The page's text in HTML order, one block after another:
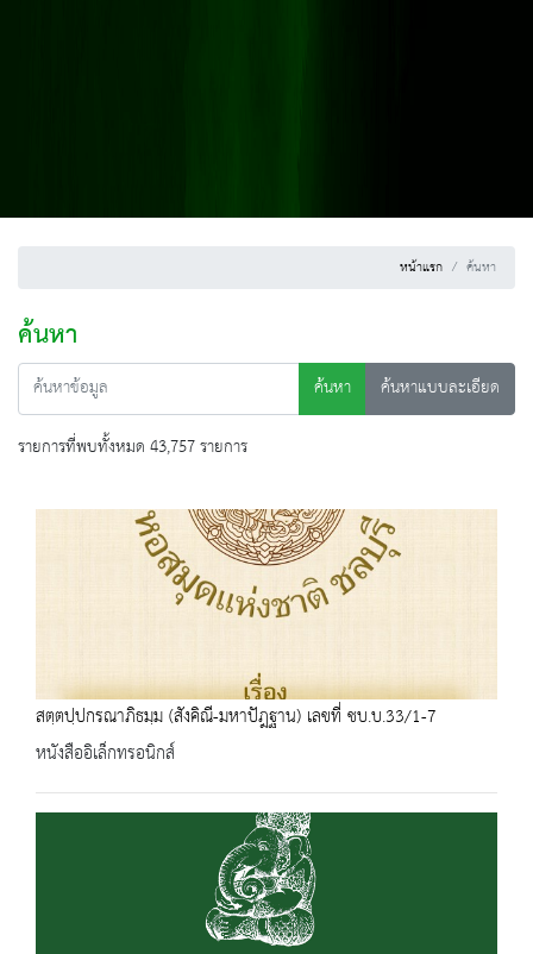
หน้าแรก ค้นหา
ค้นหา
ค้นหา
ค้นหาแบบละเอียด
รายการที่พบทั้งหมด 43,757 รายการ
สตฺตปฺปกรณาภิธมฺม (สังคิณี-มหาปัฎฐาน) เลขที่ ชบ.บ.33/1-7
หนังสืออิเล็กทรอนิกส์